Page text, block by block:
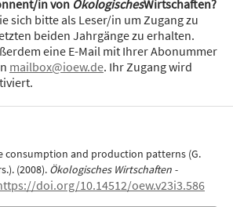
in von ÖkologischesWirtschaften?
sich bitte als Leser/in um Zugang zu
beiden Jahrgänge zu erhalten.
eine E-Mail mit Ihrer Abonummer
mailbox@ioew.de. Ihr Zugang wird
consumption and production patterns (G.
(2008). Ökologisches Wirtschaften -
doi.org/10.14512/oew.v23i3.586